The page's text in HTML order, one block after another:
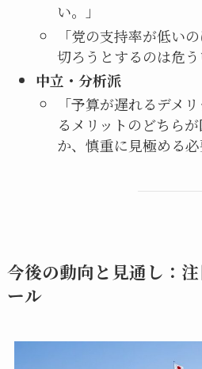
い。」
「党の支持率が低い
切ろうとするのは危う
中立・分析派
「予算が遅れるデメ
るメリットのどちら
か、慎重に見極める
今後の動向と見通し：
ール